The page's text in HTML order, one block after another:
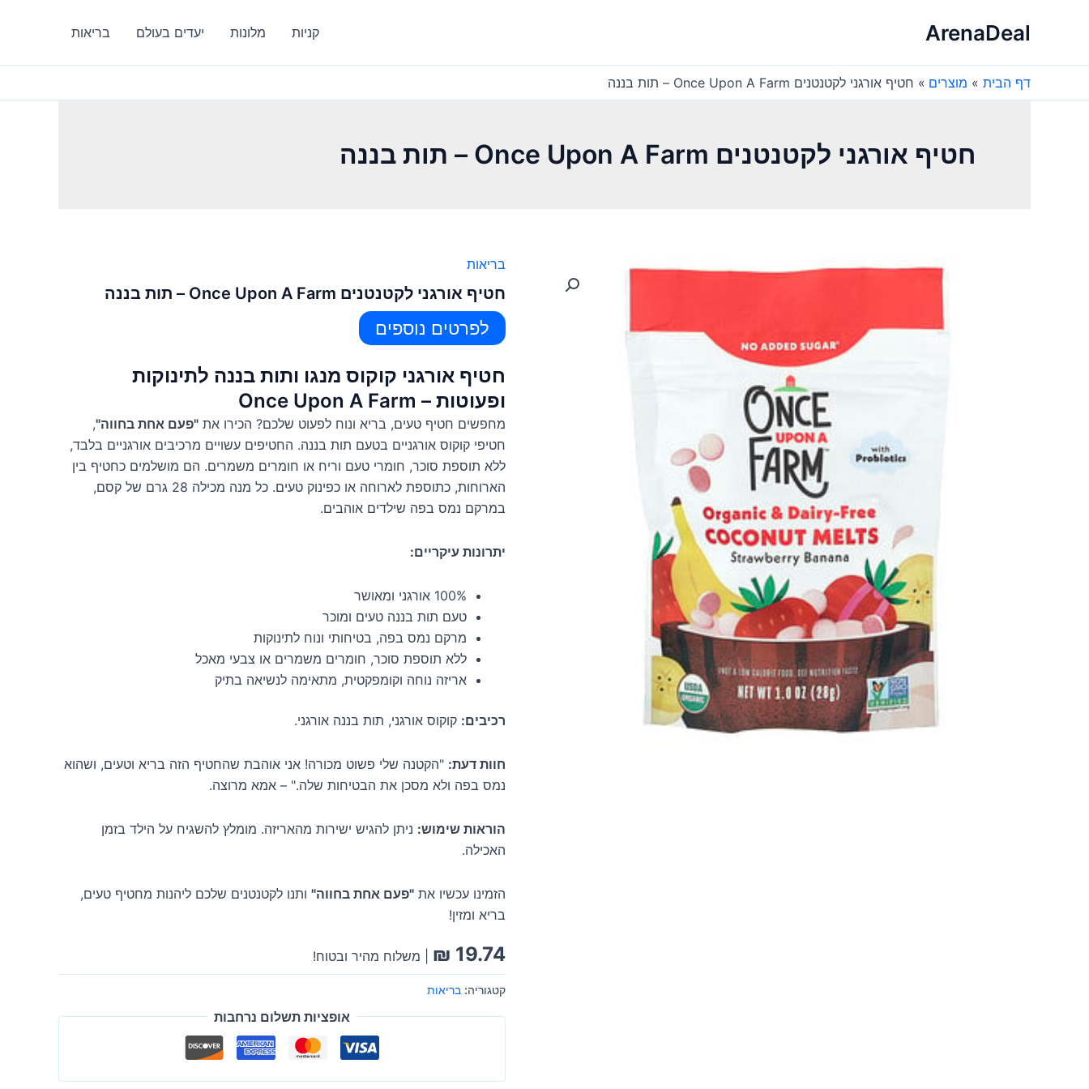
ArenaDeal קניות מלונות יעדים בעולם בריאות
דף הבית מוצרים חטיף אורגני לקטנטנים Once Upon A Farm – תות בננה
חטיף אורגני לקטנטנים Once Upon A Farm – תות בננה
בריאות
חטיף אורגני לקטנטנים Once Upon A Farm – תות בננה
לפרטים נוספים
חטיף אורגני קוקוס מנגו ותות בננה לתינוקות
ופעוטות – Once Upon A Farm
מחפשים חטיף טעים, בריא ונוח לפעוט שלכם? הכירו את "פעם אחת בחווה",
חטיפי קוקוס אורגניים בטעם תות בננה. החטיפים עשויים מרכיבים אורגניים בלבד,
ללא תוספת סוכר, חומרי טעם וריח או חומרים משמרים. הם מושלמים כחטיף בין
הארוחות, כתוספת לארוחה או כפינוק טעים. כל מנה מכילה 28 גרם של קסם,
במרקם נמס בפה שילדים אוהבים.
יתרונות עיקריים:
100% אורגני ומאושר
טעם תות בננה טעים ומוכר
מרקם נמס בפה, בטיחותי ונוח לתינוקות
ללא תוספת סוכר, חומרים משמרים או צבעי מאכל
אריזה נוחה וקומפקטית, מתאימה לנשיאה בתיק
רכיבים: קוקוס אורגני, תות בננה אורגני.
חוות דעת: "הקטנה שלי פשוט מכורה! אני אוהבת שהחטיף הזה בריא וטעים, ושהוא
נמס בפה ולא מסכן את הבטיחות שלה." – אמא מרוצה.
הוראות שימוש: ניתן להגיש ישירות מהאריזה. מומלץ להשגיח על הילד בזמן
האכילה.
הזמינו עכשיו את "פעם אחת בחווה" ותנו לקטנטנים שלכם ליהנות מחטיף טעים,
בריא ומזין!
₪ 19.74 | משלוח מהיר ובטוח!
קטגוריה: בריאות
אופציות תשלום נרחבות